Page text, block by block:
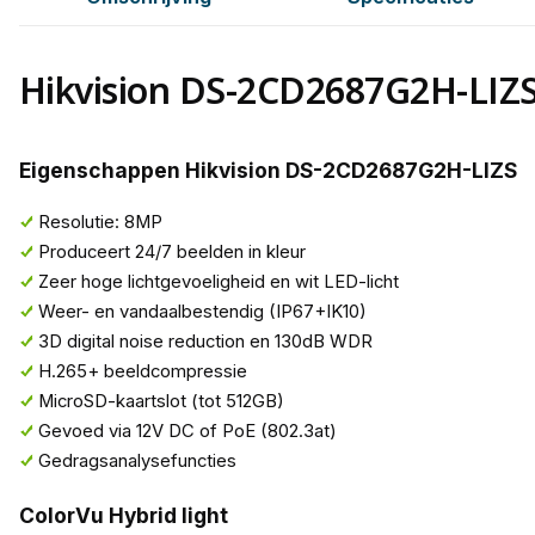
Hikvision DS-2CD2687G2H-
Eigenschappen Hikvision DS-2CD2687G2H-LIZS
Resolutie: 8MP
Produceert 24/7 beelden in kleur
Zeer hoge lichtgevoeligheid en wit LED-licht
Weer- en vandaalbestendig (IP67+IK10)
3D digital noise reduction en 130dB WDR
H.265+ beeldcompressie
MicroSD-kaartslot (tot 512GB)
Gevoed via 12V DC of PoE (802.3at)
Gedragsanalysefuncties
ColorVu Hybrid light